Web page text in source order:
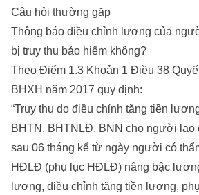
Câu hỏi thường gặp
Thông báo điều chỉnh lương của
bị truy thu bảo hiểm không?
Theo Điểm 1.3 Khoản 1 Điều 38
BHXH năm 2017 quy định:
“Truy thu do điều chỉnh tăng tiền
BHTN, BHTNLĐ, BNN cho người
sau 06 tháng kể từ ngày người có
HĐLĐ (phụ lục HĐLĐ) nâng bậc
lương, điều chỉnh tăng tiền lương,